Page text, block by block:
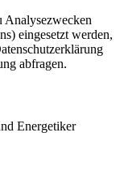
Analysezwecken
eingesetzt werden,
abfragen.
Energetiker